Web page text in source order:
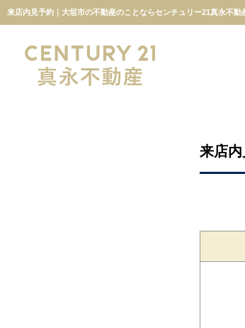
来店内見予約｜大垣市の不動産のことならセンチュリー21真永不動
来店